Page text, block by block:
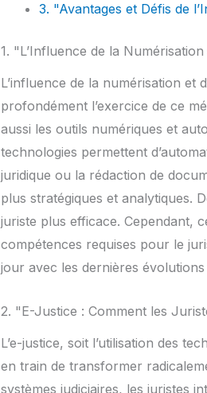
3. "Avantages et Défis de
1. "L’Influence de la
L’influence de la numérisation et
profondément l’exercice de ce
aussi les outils numériques et
technologies permettent
juridique ou la rédaction de
plus stratégiques et analytiques.
juriste plus efficace. Cependant,
compétences requises pour le
jour avec les dernières
2. "E-Justice : Comment les
L’e-justice, soit l’utilisation des
en train de transformer
systèmes judiciaires, les juristes